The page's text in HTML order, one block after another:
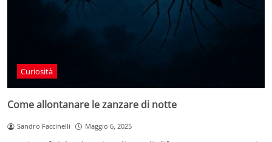
Curiosità
Come allontanare le zanzare di notte
Sandro Faccinelli Maggio 6, 2025